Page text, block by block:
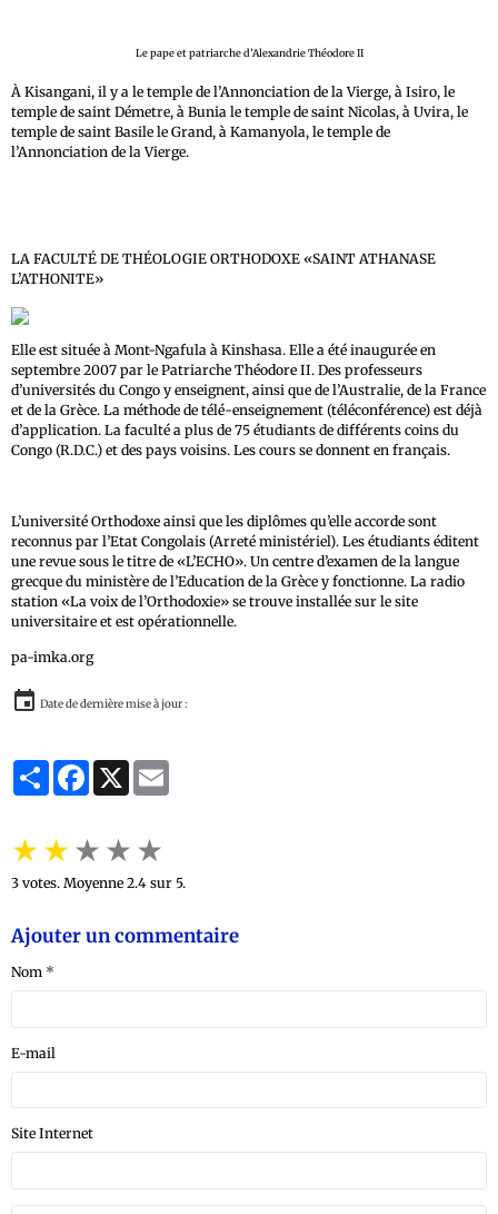
Le pape et patriarche d’Alexandrie Théodore II
À Kisangani, il y a le temple de l’Annonciation de la Vierge, à Isiro, le
temple de saint Démetre, à Bunia le temple de saint Nicolas, à Uvira, le
temple de saint Basile le Grand, à Kamanyola, le temple de
l’Annonciation de la Vierge.
LA FACULTÉ DE THÉOLOGIE ORTHODOXE «SAINT ATHANASE
L’ATHONITE»
Elle est située à Mont-Ngafula à Kinshasa. Elle a été inaugurée en
septembre 2007 par le Patriarche Théodore II. Des professeurs
d’universités du Congo y enseignent, ainsi que de l’Australie, de la France
et de la Grèce. La méthode de télé-enseignement (téléconférence) est déjà
d’application. La faculté a plus de 75 étudiants de différents coins du
Congo (R.D.C.) et des pays voisins. Les cours se donnent en français.
L’université Orthodoxe ainsi que les diplômes qu’elle accorde sont
reconnus par l’Etat Congolais (Arreté ministériel). Les étudiants éditent
une revue sous le titre de «L’ECHO». Un centre d’examen de la langue
grecque du ministère de l’Education de la Grèce y fonctionne. La radio
station «La voix de l’Orthodoxie» se trouve installée sur le site
universitaire et est opérationnelle.
pa-imka.org
Date de dernière mise à jour :
PartagerFacebook
X
★★★★★
3 votes. Moyenne 2.4 sur 5.
Ajouter un commentaire
Nom
E-mail
Site Internet